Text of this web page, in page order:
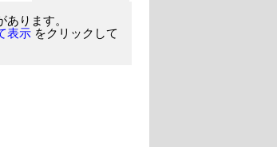
ります。
表示 をクリックして